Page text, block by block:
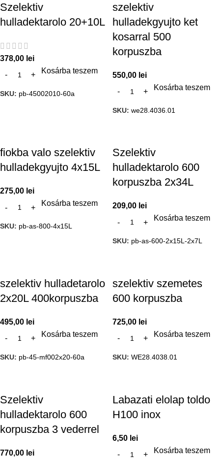
Szelektiv
hulladektarolo 20+10L
378,00 lei
Kosárba teszem
SKU: pb-45002010-60a
szelektiv
hulladekgyujto ket
kosarral 500
korpuszba
550,00 lei
Kosárba teszem
SKU: we28.4036.01
fiokba valo szelektiv
hulladekgyujto 4x15L
275,00 lei
Kosárba teszem
SKU: pb-as-800-4x15L
Szelektiv
hulladektarolo 600
korpuszba 2x34L
209,00 lei
Kosárba teszem
SKU: pb-as-600-2x15L-2x7L
szelektiv hulladetarolo
2x20L 400korpuszba
495,00 lei
Kosárba teszem
SKU: pb-45-mf002x20-60a
szelektiv szemetes
600 korpuszba
725,00 lei
Kosárba teszem
SKU: WE28.4038.01
Szelektiv
hulladektarolo 600
korpuszba 3 vederrel
770,00 lei
Labazati elolap toldo
H100 inox
6,50 lei
Kosárba teszem